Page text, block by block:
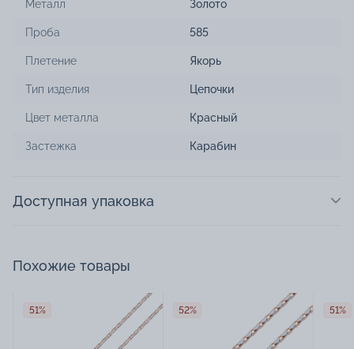
Металл Золото
Проба 585
Плетение Якорь
Тип изделия Цепочки
Цвет металла Красный
Застежка Карабин
Доступная упаковка
Похожие товары
51% 52% 51%